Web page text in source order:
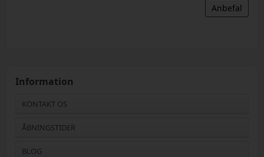
Anbefal
Information
KONTAKT OS
ÅBNINGSTIDER
BLOG